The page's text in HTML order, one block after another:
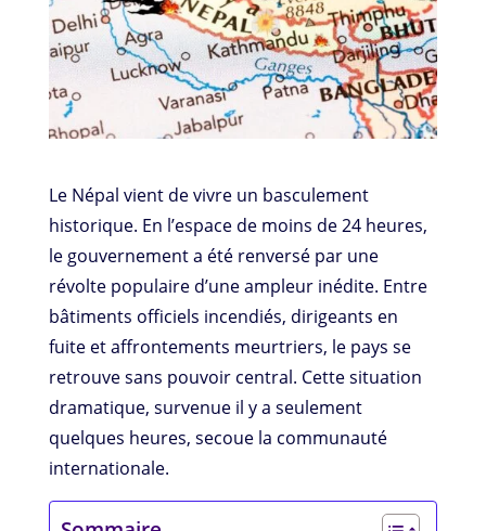
Le Népal vient de vivre un basculement
historique. En l’espace de moins de 24 heures,
le gouvernement a été renversé par une
révolte populaire d’une ampleur inédite. Entre
bâtiments officiels incendiés, dirigeants en
fuite et affrontements meurtriers, le pays se
retrouve sans pouvoir central. Cette situation
dramatique, survenue il y a seulement
quelques heures, secoue la communauté
internationale.